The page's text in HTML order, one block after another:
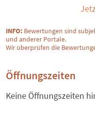
INFO: Bewertungen sind
und anderer Portale.
Wir überprüfen die
Öffnungszeiten
Keine Öffnungszeiten